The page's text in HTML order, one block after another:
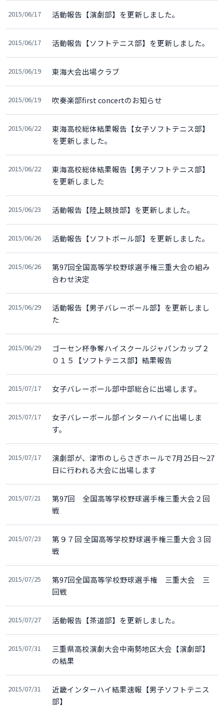
2015/06/17 活動報告【演劇部】を更新しました。
2015/06/17 活動報告【ソフトテニス部】を更新しました。
2015/06/19 東海大会出場クラブ
2015/06/19 吹奏楽部first concertのお知らせ
2015/06/22
東海高校総体結果報告【女子ソフトテニス部】
を更新しました。
2015/06/22
東海高校総体結果報告【男子ソフトテニス部】
を更新しました
2015/06/23 活動報告【陸上競技部】を更新しました。
2015/06/26 活動報告【ソフトボール部】を更新しました。
2015/06/26
第97回全国高等学校野球選手権三重大会の組み
合わせ決定
2015/06/29
活動報告【男子バレーボール部】を更新しまし
た
2015/06/29
ゴーセン杯争奪ハイスクールジャパンカップ２
０１５【ソフトテニス部】結果報告
2015/07/17 女子バレーボール部中部総合に出場します。
2015/07/17
女子バレーボール部インターハイに出場しま
す。
2015/07/17
演劇部が、津市のしらさぎホールで7月25日～27
日に行われる大会に出場します
2015/07/21
第97回 全国高等学校野球選手権三重大会２回
戦
2015/07/23
第９７回 全国高等学校野球選手権三重大会３回
戦
2015/07/25
第97回全国高等学校野球選手権 三重大会 三
回戦
2015/07/27 活動報告【茶道部】を更新しました。
2015/07/31
三重県高校演劇大会中南勢地区大会【演劇部】
の結果
2015/07/31
近畿インターハイ結果速報【男子ソフトテニス
部】